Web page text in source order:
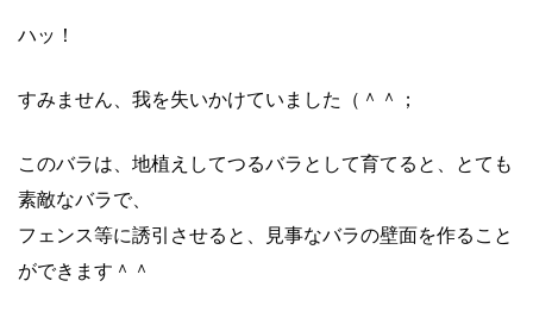
ハッ！
すみません、我を失いかけていました（＾＾；
このバラは、地植えしてつるバラとして育てると、とても
素敵なバラで、
フェンス等に誘引させると、見事なバラの壁面を作ること
ができます＾＾